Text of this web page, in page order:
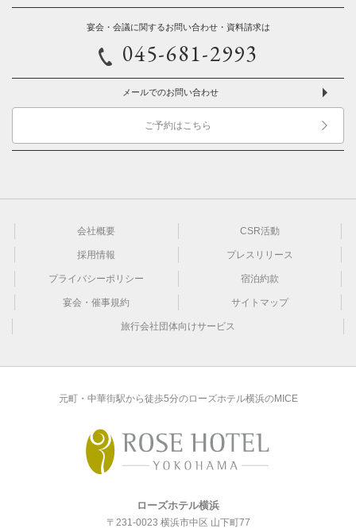
宴会・会議に関するお問い合わせ・資料請求は
045-681-2993
メールでのお問い合わせ
ご予約はこちら
会社概要 CSR活動
採用情報 プレスリリース
プライバシーポリシー 宿泊約款
宴会・催事規約 サイトマップ
旅行会社団体向けサービス
元町・中華街駅から徒歩5分のローズホテル横浜のMICE
ローズホテル横浜
〒231-0023 横浜市中区 山下町77